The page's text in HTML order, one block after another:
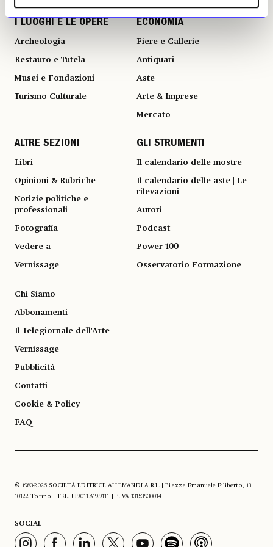
I LUOGHI E LE OPERE
Archeologia
Restauro e Tutela
Musei e Fondazioni
Turismo Culturale
ECONOMIA
Fiere e Gallerie
Antiquari
Aste
Arte & Imprese
Mercato
ALTRE SEZIONI
Libri
Opinioni & Rubriche
Notizie politiche e
professionali
Fotografia
Vedere a
Vernissage
GLI STRUMENTI
Il calendario delle mostre
Il calendario delle aste | Le
rilevazioni
Autori
Podcast
Power 100
Osservatorio Formazione
Chi Siamo
Abbonamenti
Il Telegiornale dell'Arte
Vernissage
Pubblicità
Contatti
Cookie & Policy
FAQ
© 1983-2026 SOCIETÀ EDITRICE ALLEMANDI A R.L. | Piazza Emanuele Filiberto, 13
10122 Torino | TEL. +39.011.819.9111 | P.IVA 13153930014
SOCIAL